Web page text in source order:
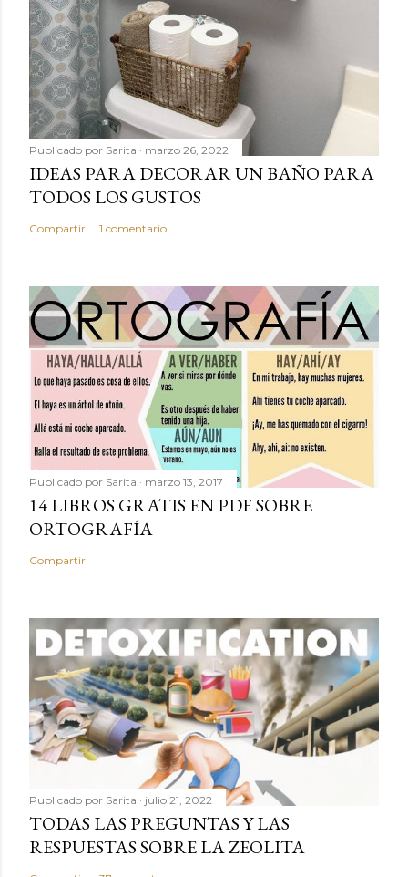
Publicado por Sarita marzo 26, 2022
IDEAS PARA DECORAR UN BAÑO PARA
TODOS LOS GUSTOS
Compartir 1 comentario
Publicado por Sarita marzo 13, 2017
14 LIBROS GRATIS EN PDF SOBRE
ORTOGRAFÍA
Compartir
Publicado por Sarita julio 21, 2022
TODAS LAS PREGUNTAS Y LAS
RESPUESTAS SOBRE LA ZEOLITA